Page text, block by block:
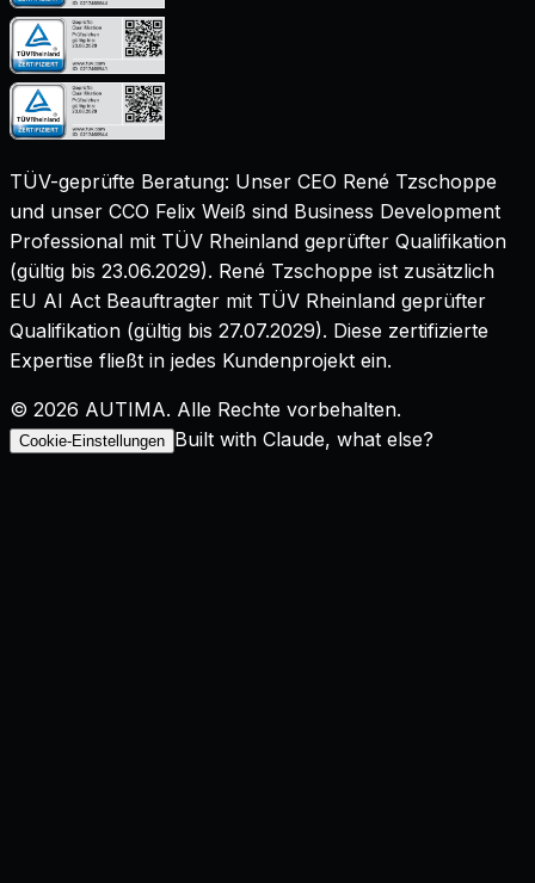
TÜV-geprüfte Beratung: Unser CEO René Tzschoppe
und unser CCO Felix Weiß sind Business Development
Professional mit TÜV Rheinland geprüfter Qualifikation
(gültig bis 23.06.2029). René Tzschoppe ist zusätzlich
EU AI Act Beauftragter mit TÜV Rheinland geprüfter
Qualifikation (gültig bis 27.07.2029). Diese zertifizierte
Expertise fließt in jedes Kundenprojekt ein.
© 2026 AUTIMA. Alle Rechte vorbehalten.
Cookie-Einstellungen Built with Claude, what else?